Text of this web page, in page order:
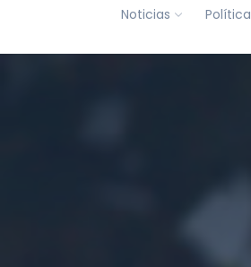
Noticias Política